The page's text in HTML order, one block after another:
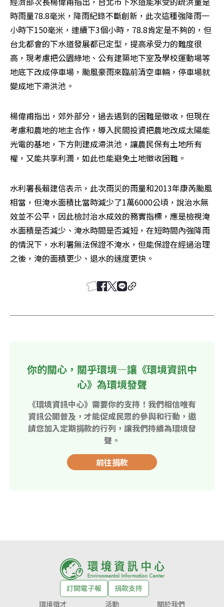
時雨量78.8毫米，降雨紀錄不斷創新，此次這種強降雨一
小時下150毫米，連續下3個小時，78.8肯定是不夠的，但
台北都會的下水道發展都已定型，提高承受力的難度很
高，現考慮把公園綠地、公有建築地下室及學校運動場等
地底下改成停車場，颱風豪雨來臨前清空車輛，停車場就
變成地下滯洪池。
楊偉甫指出，郊外部分，過去遇到的困難是徵收，但現在
考慮和農地的地主合作，導入民間投資把農地改成太陽能
光電的基地，下方則建成滯洪池，讓農民保有土地所有
權，又能共享利潤，如此也能避免土地徵收困難。
水利署長賴建信表示，此次雨災的雨量和2013年康芮颱風
相當，但淹水面積比當時減少了1萬6000公頃，說治水無
效並不公平，因此檢討治水成效的務實指標，應是檢視淹
水面積是否減少、淹水時間是否減短，在短時間內強降雨
的情況下，水利署無法保證不淹水，但能保證在經過治理
之後，淹的面積更少、退水的速度更快。
你的關心，關乎環境—讓《環境資訊中
心》為環境發聲
《環境資訊中心》需要你的支持！我們相信唯有
資訊公開普及，才能促成民眾的參與和行動，邀
請您加入定期捐款的行列，讓我們持續為環境發
聲。
前往捐款
訂閱電子報
捐款支持
環境徵才
活動 關於我們